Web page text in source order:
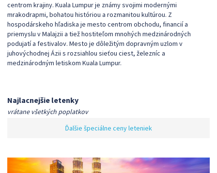
centrom krajiny. Kuala Lumpur je známy svojimi modernými
mrakodrapmi, bohatou históriou a rozmanitou kultúrou. Z
hospodárskeho hľadiska je mesto centrom obchodu, financií a
priemyslu v Malajzii a tiež hostiteľom mnohých medzinárodných
podujatí a festivalov. Mesto je dôležitým dopravným uzlom v
juhovýchodnej Ázii s rozsiahlou sieťou ciest, železníc a
medzinárodným letiskom Kuala Lumpur.
Najlacnejšie letenky
vrátane všetkých poplatkov
Ďalšie špeciálne ceny leteniek